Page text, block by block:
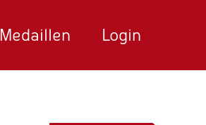
Medaillen Login